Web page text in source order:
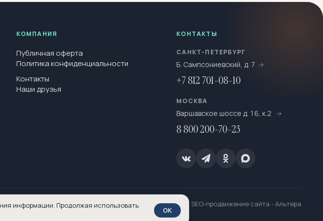
КОМПАНИЯ
Публичная оферта
Политика конфиденциальности
Контакты
Наши друзья
КОНТАКТЫ
САНКТ-ПЕТЕРБУРГ
Б. Сампсониевский, д. 7
+7 812 701-08-10
МОСКВА
Варшавское шоссе д. 16, к.2
8 800 200-70-23
является публичной офертой SEO-продвижение сайта - Альтера
информации. Продолжая использовать
OK